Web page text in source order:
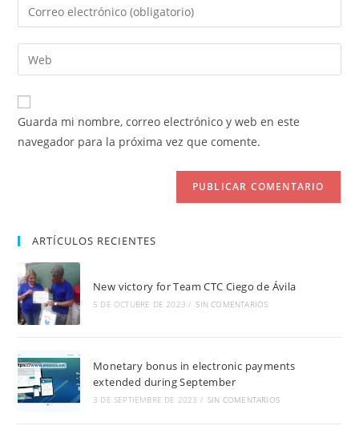
de
usuario
para
comentar
Introduce
tu
dirección
de
electrónico
para
comentar
Introduce
la
URL
de
Guarda mi nombre, correo electrónico y web en este
navegador para la próxima vez que comente.
ARTÍCULOS RECIENTES
New victory for Team CTC Ciego de Ávila
5 DE OCTUBRE DE 2023 / SIN COMENTARIOS
Monetary bonus in electronic payments
extended during September
3 DE SEPTIEMBRE DE 2023 / SIN COMENTARIOS